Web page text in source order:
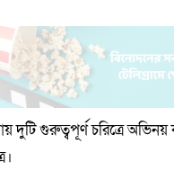
দুটি গুরুত্বপূর্ণ চরিত্রে